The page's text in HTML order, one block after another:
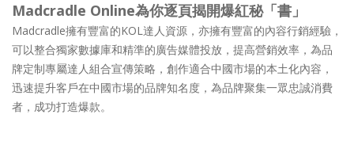
Madcradle Online為你逐頁揭開爆紅秘「書」
Madcradle擁有豐富的KOL達人資源，亦擁有豐富的內容行銷經驗，
可以整合獨家數據庫和精準的廣告媒體投放，提高營銷效率，為品
牌定制專屬達人組合宣傳策略，創作適合中國市場的本土化內容，
迅速提升客戶在中國市場的品牌知名度，為品牌聚集一眾忠誠消費
者，成功打造爆款。